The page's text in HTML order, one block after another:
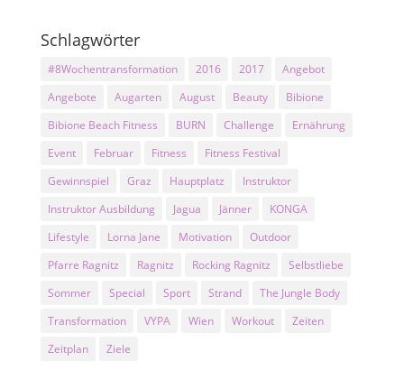
Schlagwörter
#8Wochentransformation 2016 2017
Angebot
Angebote
Augarten August Beauty
Bibione
Bibione Beach Fitness
BURN Challenge
Ernährung
Event
Februar Fitness
Fitness Festival
Gewinnspiel
Graz Hauptplatz
Instruktor
Instruktor Ausbildung
Jagua Jänner
KONGA
Lifestyle
Lorna Jane Motivation
Outdoor
Pfarre Ragnitz
Ragnitz Rocking Ragnitz
Selbstliebe
Sommer
Special Sport Strand
The Jungle Body
Transformation
VYPA Wien Workout
Zeiten
Zeitplan
Ziele